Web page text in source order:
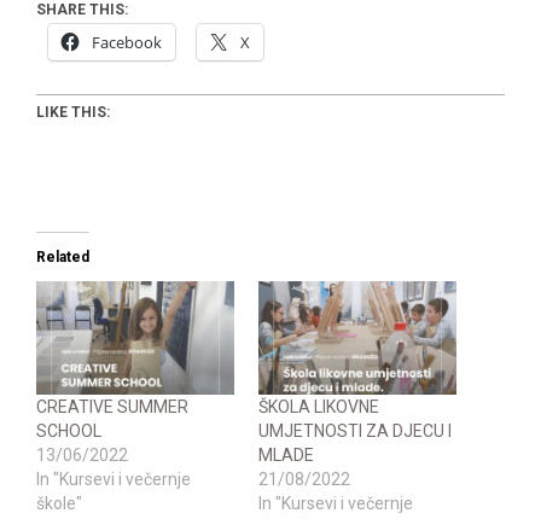
SHARE THIS:
Facebook X
LIKE THIS:
Related
CREATIVE SUMMER
SCHOOL
13/06/2022
In "Kursevi i večernje
škole"
ŠKOLA LIKOVNE
UMJETNOSTI ZA DJECU I
MLADE
21/08/2022
In "Kursevi i večernje